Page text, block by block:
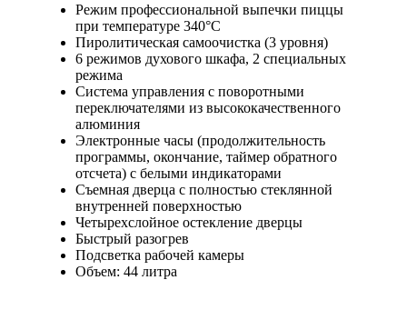
Режим профессиональной выпечки пиццы
при температуре 340°С
Пиролитическая самоочистка (3 уровня)
6 режимов духового шкафа, 2 специальных
режима
Система управления с поворотными
переключателями из высококачественного
алюминия
Электронные часы (продолжительность
программы, окончание, таймер обратного
отсчета) с белыми индикаторами
Съемная дверца с полностью стеклянной
внутренней поверхностью
Четырехслойное остекление дверцы
Быстрый разогрев
Подсветка рабочей камеры
Объем: 44 литра